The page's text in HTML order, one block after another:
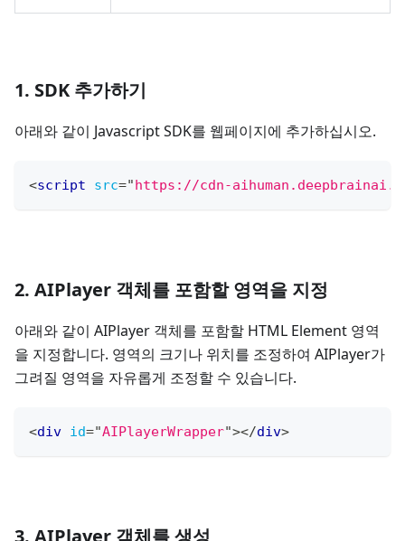
1. SDK 추가하기
아래와 같이 Javascript SDK를 웹페이지에 추가하십시오.
<script src="https://cdn-
2. AIPlayer 객체를 포함할 영역을 지정
아래와 같이 AIPlayer 객체를 포함할 HTML Element 영역
을 지정합니다. 영역의 크기나 위치를 조정하여 AIPlayer가
그려질 영역을 자유롭게 조정할 수 있습니다.
<div id="AIPlayerWrapper"></div>
3. AIPlayer 객체를 생성